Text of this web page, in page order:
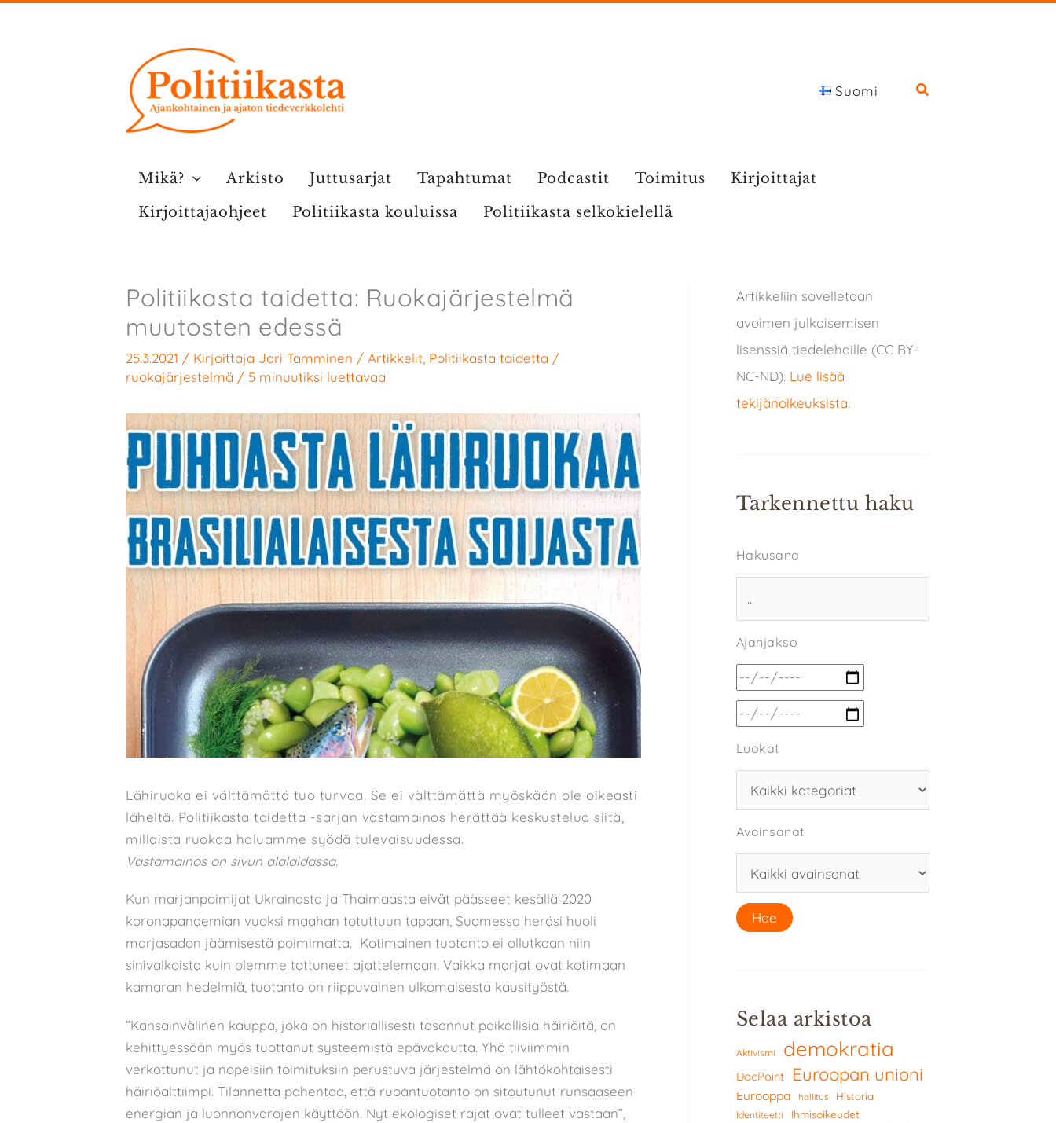
Suomi
Mikä? Arkisto Juttusarjat Tapahtumat Podcastit Toimitus
Kirjoittajat
Kirjoittajaohjeet
Politiikasta kouluissa Politiikasta selkokielellä
Politiikasta taidetta: Ruokajärjestelmä
muutosten edessä
25.3.2021 / Kirjoittaja Jari Tamminen / Artikkelit Politiikasta taidetta /
ruokajärjestelmä / 5 minuutiksi luettavaa
Lähiruoka ei välttämättä tuo turvaa. Se ei välttämättä myöskään ole oikeasti
läheltä. Politiikasta taidetta -sarjan vastamainos herättää keskustelua siitä,
millaista ruokaa haluamme syödä tulevaisuudessa.
Vastamainos on sivun alalaidassa.
Kun marjanpoimijat Ukrainasta ja Thaimaasta eivät päässeet kesällä 2020
koronapandemian vuoksi maahan totuttuun tapaan, Suomessa heräsi huoli
marjasadon jäämisestä poimimatta. Kotimainen tuotanto ei ollutkaan niin
sinivalkoista kuin olemme tottuneet ajattelemaan. Vaikka marjat ovat kotimaan
kamaran hedelmiä, tuotanto on riippuvainen ulkomaisesta kausityöstä.
”Kansainvälinen kauppa, joka on historiallisesti tasannut paikallisia häiriöitä, on
kehittyessään myös tuottanut systeemistä epävakautta. Yhä tiiviimmin
verkottunut ja nopeisiin toimituksiin perustuva järjestelmä on lähtökohtaisesti
häiriöalttiimpi. Tilannetta pahentaa, että ruoantuotanto on sitoutunut runsaaseen
energian ja luonnonvarojen käyttöön. Nyt ekologiset rajat ovat tulleet vastaan”,
Artikkeliin sovelletaan
avoimen julkaisemisen
lisenssiä tiedelehdille (CC BY-
NC-ND). Lue lisää
tekijänoikeuksista.
Tarkennettu haku
Hakusana
Ajanjakso
Luokat
Avainsanat
Selaa arkistoa
Aktivismi demokratia
DocPoint Euroopan unioni
Eurooppa hallitus Historia
Identiteetti Ihmisoikeudet